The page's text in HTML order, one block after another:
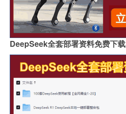
DeepSeek全套部署资料免费下载